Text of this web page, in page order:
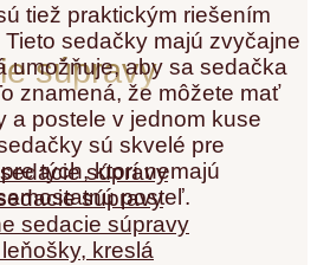
súpravy
súpravy
súpravy
sedacie súpravy
kreslá
tiež praktickým riešením
sedačky majú zvyčajne
umožňuje, aby sa sedačka
znamená, že môžete mať
a postele v jednom kuse
sú skvelé pre
tých, ktorí nemajú
posteľ.